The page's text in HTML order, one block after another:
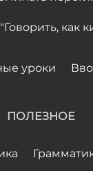
как
уроки
ПОЛЕЗНОЕ